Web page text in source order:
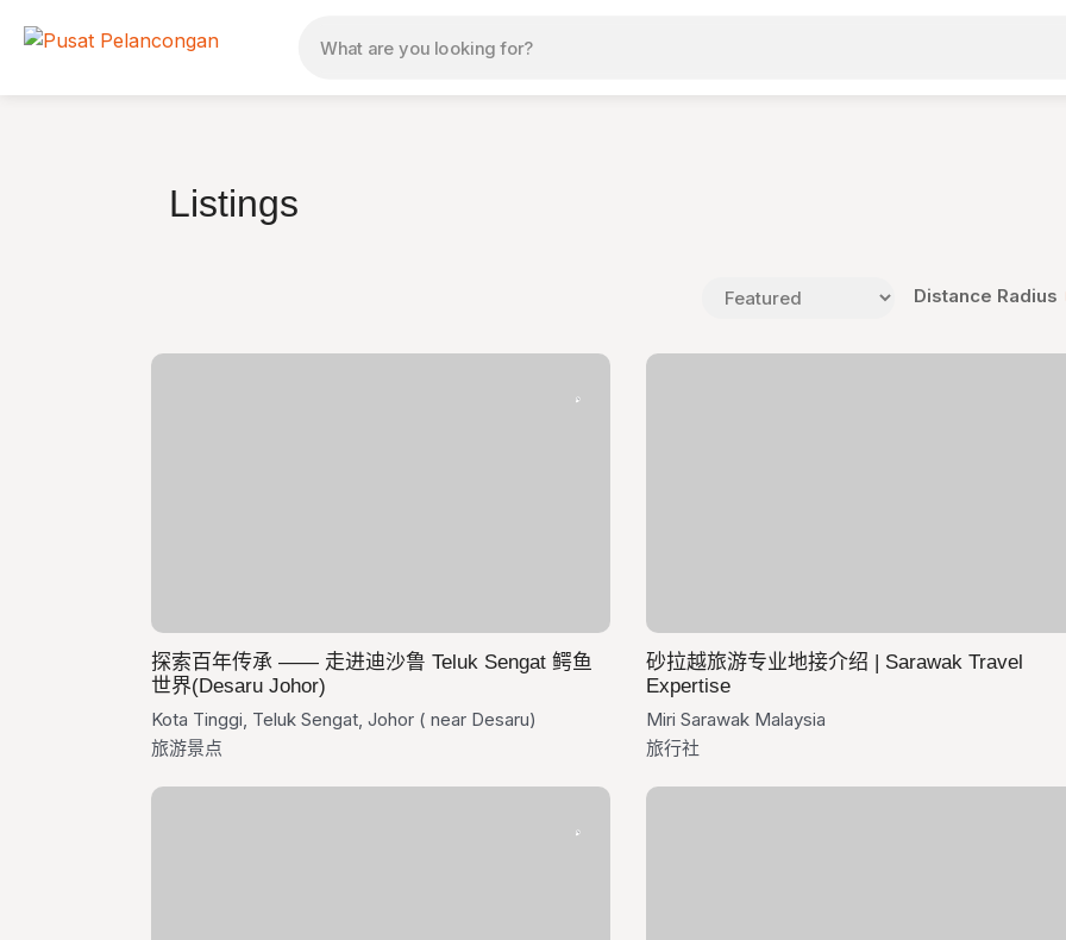
Listings
Distance Radius
探索百年传承 —— 走进迪沙鲁 Teluk Sengat 鳄鱼
世界(Desaru Johor)
Kota Tinggi, Teluk Sengat, Johor ( near Desaru)
旅游景点
砂拉越旅游专业地接介绍 | Sarawak Travel
Expertise
Miri Sarawak Malaysia
旅行社